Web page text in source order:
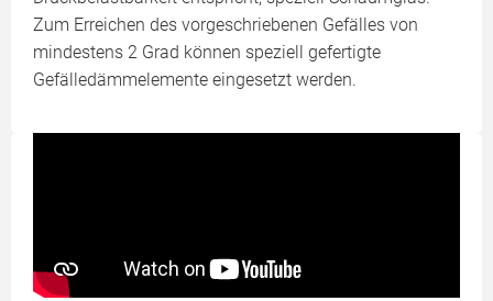
Zum Erreichen des vorgeschriebenen Gefälles von
mindestens 2 Grad können speziell gefertigte
Gefälledämmelemente eingesetzt werden.